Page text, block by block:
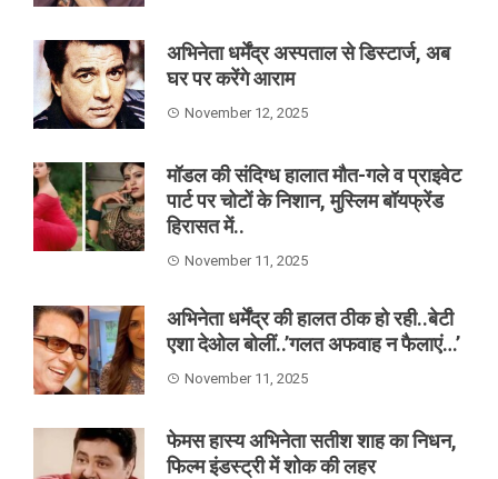
अभिनेता धर्मेंद्र अस्पताल से डिस्टार्ज, अब
घर पर करेंगे आराम
November 12, 2025
मॉडल की संदिग्ध हालात मौत-गले व प्राइवेट
पार्ट पर चोटों के निशान, मुस्लिम बॉयफ्रेंड
हिरासत में..
November 11, 2025
अभिनेता धर्मेंद्र की हालत ठीक हो रही..बेटी
एशा देओल बोलीं..’गलत अफवाह न फैलाएं…’
November 11, 2025
फेमस हास्य अभिनेता सतीश शाह का निधन,
फिल्म इंडस्ट्री में शोक की लहर